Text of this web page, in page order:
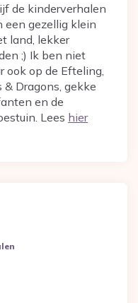
de kinderverhalen
een gezellig klein
land, lekker
;) Ik ben niet
ook op de Efteling,
& Dragons, gekke
en de
Lees hier